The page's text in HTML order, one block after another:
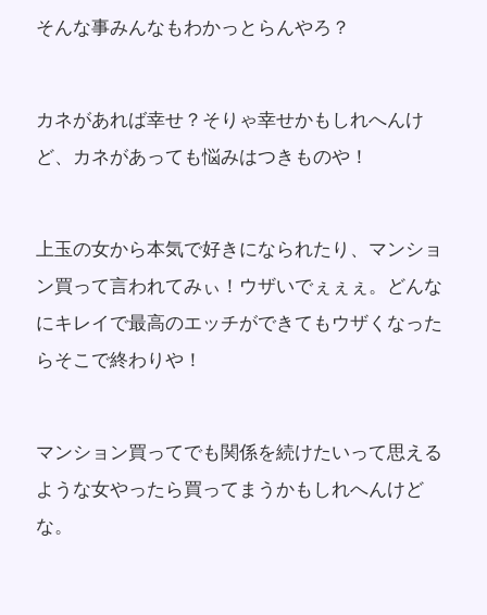
そんな事みんなもわかっとらんやろ？
カネがあれば幸せ？そりゃ幸せかもしれへんけ
ど、カネがあっても悩みはつきものや！
上玉の女から本気で好きになられたり、マンショ
ン買って言われてみぃ！ウザいでぇぇぇ。どんな
にキレイで最高のエッチができてもウザくなった
らそこで終わりや！
マンション買ってでも関係を続けたいって思える
ような女やったら買ってまうかもしれへんけど
な。